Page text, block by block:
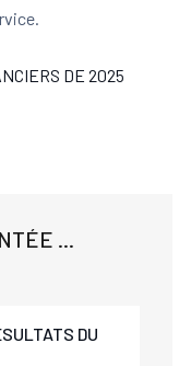
...
DU
DE 2025